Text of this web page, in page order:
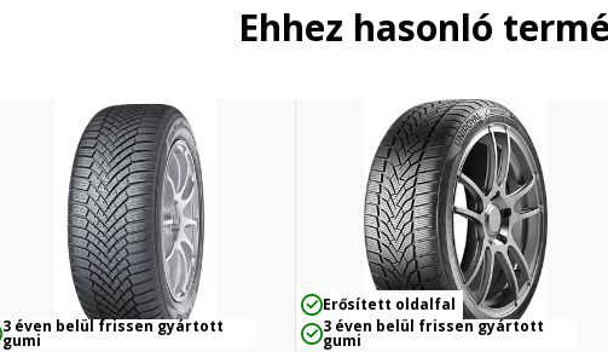
Ehhez hasonló
3 éven belül frissen gyártott
gumi
Erősített oldalfal
3 éven belül frissen gyártott
gumi